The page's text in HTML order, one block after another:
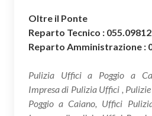
Oltre il Ponte
Reparto Tecnico :
Reparto Amministrazione :
Pulizia Uffici a Poggio a
Impresa di Pulizia Uffici ,
Poggio a Caiano, Uffici